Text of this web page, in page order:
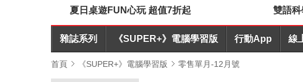
夏日桌遊FUN心玩 超值7折起 雙語
雜誌系列 《SUPER+》電腦學習版 行動App 線
首頁 《SUPER+》電腦學習版 零售單月-12月號